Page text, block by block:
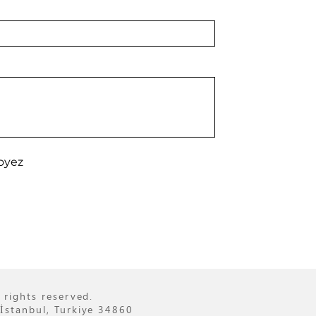
reserved.
Turkiye 34860